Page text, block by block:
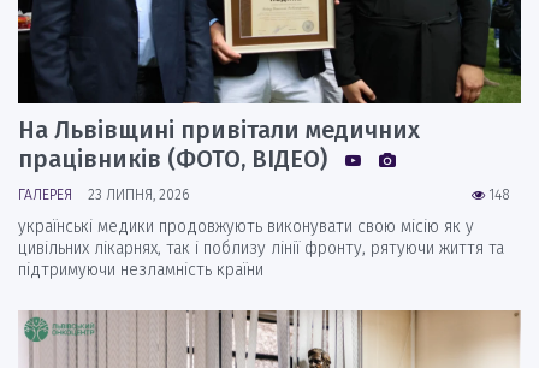
На Львівщині привітали медичних
працівників (ФОТО, ВІДЕО)
148
ГАЛЕРЕЯ 23 ЛИПНЯ, 2026
українські медики продовжують виконувати свою місію як у
цивільних лікарнях, так і поблизу лінії фронту, рятуючи життя та
підтримуючи незламність країни